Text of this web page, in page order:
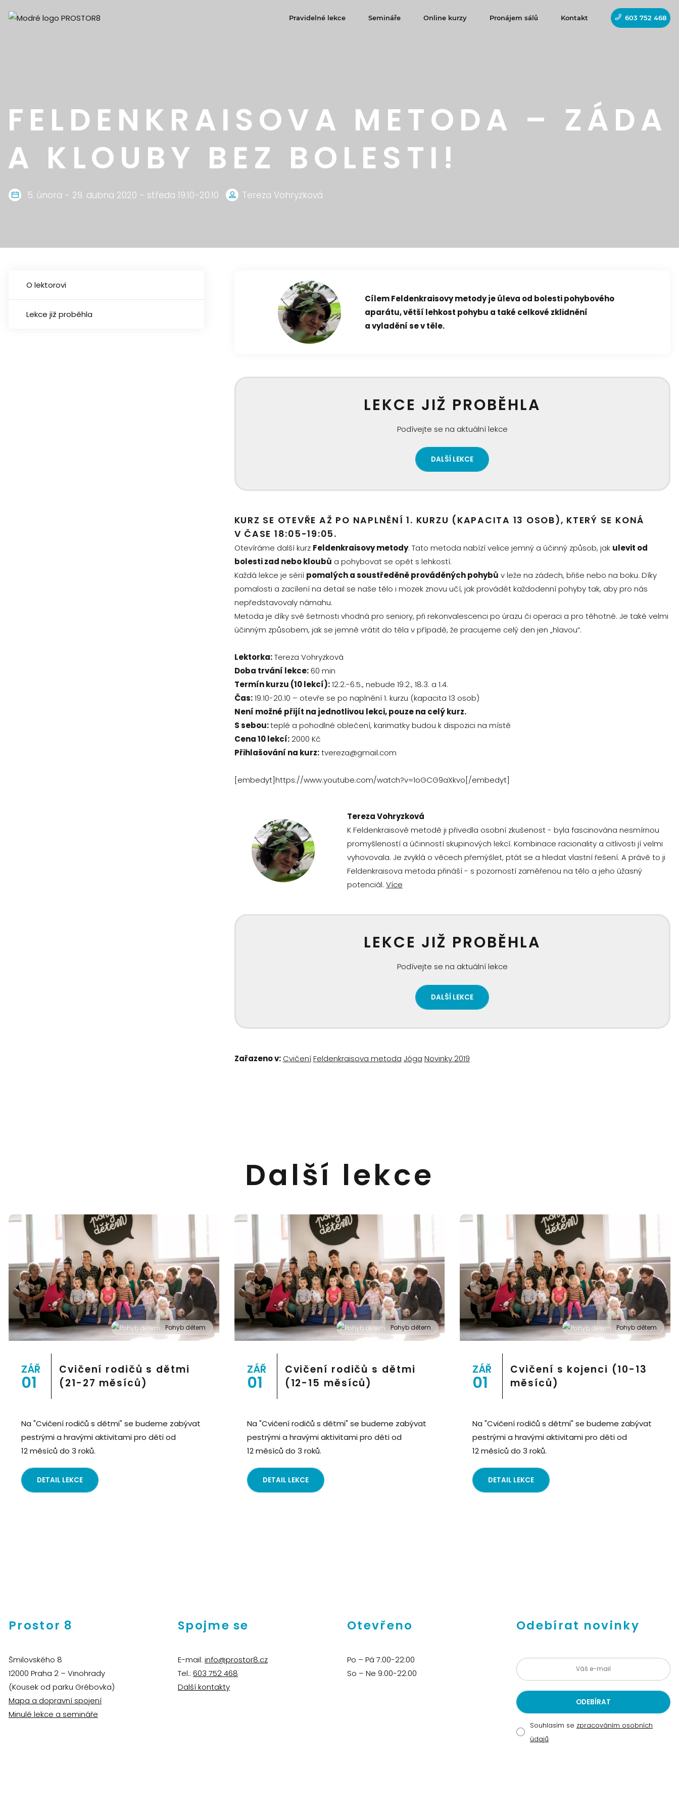
Pravidelné lekce Semináře Online kurzy Pronájem sálů Kontakt 603 752 468
FELDENKRAISOVA METODA – ZÁDA
A KLOUBY BEZ BOLESTI!
5. února - 29. dubna 2020 - středa 19:10-20:10 Tereza Vohryzková
O lektorovi
Lekce již proběhla
Cílem Feldenkraisovy metody je úleva od bolesti pohybového
aparátu, větší lehkost pohybu a také celkové zklidnění
a vyladění se v těle.
LEKCE JIŽ PROBĚHLA
Podívejte se na aktuální lekce
DALŠÍ LEKCE
KURZ SE OTEVŘE AŽ PO NAPLNĚNÍ 1. KURZU (KAPACITA 13 OSOB), KTERÝ SE KONÁ
V ČASE 18:05-19:05.
Otevíráme další kurz Feldenkraisovy metody. Tato metoda nabízí velice jemný a účinný způsob, jak ulevit od
bolesti zad nebo kloubů a pohybovat se opět s lehkostí.
Každá lekce je sérií pomalých a soustředěně prováděných pohybů v leže na zádech, břiše nebo na boku. Díky
pomalosti a zacílení na detail se naše tělo i mozek znovu učí, jak provádět každodenní pohyby tak, aby pro nás
nepředstavovaly námahu.
Metoda je díky své šetrnosti vhodná pro seniory, při rekonvalescenci po úrazu či operaci a pro těhotné. Je také velmi
účinným způsobem, jak se jemně vrátit do těla v případě, že pracujeme celý den jen „hlavou“.
Lektorka:Tereza Vohryzková
Doba trvání lekce:60 min
Termín kurzu (10 lekcí):12.2.-6.5., nebude 19.2., 18.3. a 1.4.
Čas:19.10-20.10 – otevře se po naplnění 1. kurzu (kapacita 13 osob)
Není možné přijít na jednotlivou lekci, pouze na celý kurz.
S sebou:teplé a pohodlné oblečení, karimatky budou k dispozici na místě
Cena 10 lekcí:2000 Kč
Přihlašování na kurz:tvereza@gmail.com
[embedyt]https://www.youtube.com/watch?v=1oGCG9aXkvo[/embedyt]
Tereza Vohryzková
K Feldenkraisově metodě ji přivedla osobní zkušenost - byla fascinována nesmírnou
promyšleností a účinností skupinových lekcí. Kombinace racionality a citlivosti jí velmi
vyhovovala. Je zvyklá o věcech přemýšlet, ptát se a hledat vlastní řešení. A právě to ji
Feldenkraisova metoda přináší - s pozorností zaměřenou na tělo a jeho úžasný
potenciál. Více
LEKCE JIŽ PROBĚHLA
Podívejte se na aktuální lekce
DALŠÍ LEKCE
Zařazeno v: Cvičení Feldenkraisova metoda Jóga Novinky 2019
Další lekce
Pohyb dětem
ZÁŘ
01
Cvičení rodičů s dětmi
(21-27 měsíců)
Na "Cvičení rodičů s dětmi" se budeme zabývat
pestrými a hravými aktivitami pro děti od
12 měsíců do 3 roků.
DETAIL LEKCE
Pohyb dětem
ZÁŘ
01
Cvičení rodičů s dětmi
(12-15 měsíců)
Na "Cvičení rodičů s dětmi" se budeme zabývat
pestrými a hravými aktivitami pro děti od
12 měsíců do 3 roků.
DETAIL LEKCE
Pohyb dětem
ZÁŘ
01
Cvičení s kojenci (10-13
měsíců)
Na "Cvičení rodičů s dětmi" se budeme zabývat
pestrými a hravými aktivitami pro děti od
12 měsíců do 3 roků.
DETAIL LEKCE
Prostor 8
Šmilovského 8
12000 Praha 2 – Vinohrady
(Kousek od parku Grébovka)
Mapa a dopravní spojení
Minulé lekce a semináře
Spojme se
E-mail: info@prostor8.cz
Tel.: 603 752 468
Další kontakty
Otevřeno
Po – Pá 7:00-22:00
So – Ne 9:00-22:00
Odebírat novinky
Souhlasím se zpracováním osobních
údajů